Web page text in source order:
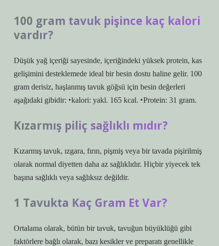
100 gram tavuk pişince kaç kalori
vardır?
Düşük yağ içeriği sayesinde, içeriğindeki yüksek protein, kas
gelişimini desteklemede ideal bir besin dostu haline gelir. 100
gram derisiz, haşlanmış tavuk göğsü için besin değerleri
aşağıdaki gibidir: ‣kalori: yakl. 165 kcal. ‣Protein: 31 gram.
Kızarmış piliç sağlıklı mıdır?
Kızarmış tavuk, ızgara, fırın, pişmiş veya bir tavada pişirilmiş
olarak normal diyetten daha az sağlıklıdır. Hiçbir yiyecek tek
başına sağlıklı veya sağlıksız değildir.
1 Tavukta Kaç Gram Et Var?
Ortalama olarak, bütün bir tavuk, tavuğun büyüklüğü gibi
faktörlere bağlı olarak, bazı kesikler ve preparatı genellikle